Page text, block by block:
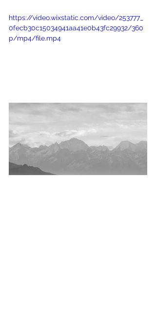
https://video.wixstatic.com/video/253777_
0fecb30c15034941aa41e0b43fc29932/360
p/mp4/file.mp4